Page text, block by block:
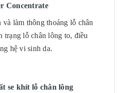
Concentrate
làm thông thoáng lỗ chân
trạng lỗ chân lông to, điều
hệ vi sinh da.
se khít lỗ chân lông